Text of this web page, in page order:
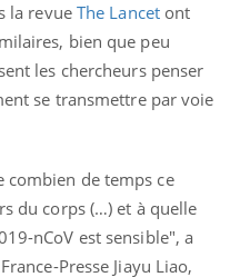
la revue The Lancetont
bien que peu
les chercheurs penser
se transmettre par voie
combien de temps ce
du corps (…) et à quelle
nCoV est sensible", a
Presse Jiayu Liao,